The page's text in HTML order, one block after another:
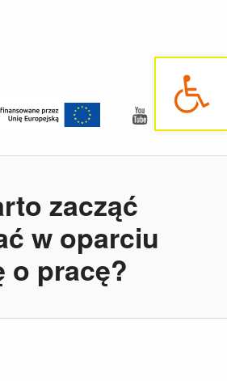
Otwórz pasek narzędzi
YouTube
zacząć
w oparciu
o pracę?